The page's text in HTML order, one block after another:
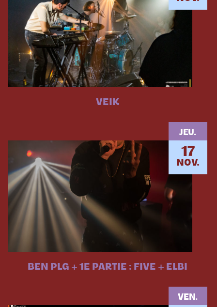
VEIK
JEU.
17
NOV.
BEN PLG + 1E PARTIE : FIVE + ELBI
VEN.